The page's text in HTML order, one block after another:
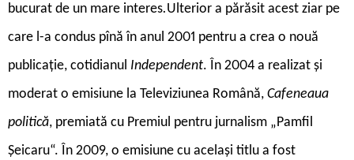
bucurat de un mare interes.Ulterior a părăsit acest ziar pe
care l-a condus pînă în anul 2001 pentru a crea o nouă
publicație, cotidianul Independent. În 2004 a realizat și
moderat o emisiune la Televiziunea Română, Cafeneaua
politică, premiată cu Premiul pentru jurnalism „Pamfil
Șeicaru“. În 2009, o emisiune cu același titlu a fost